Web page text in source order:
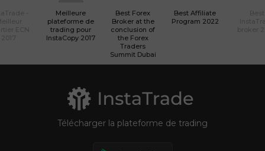
Meilleure
plateforme de
trading pour
InstaCopy 2017
Best Forex
Broker at the
conclusion of
the Forex
Traders
Summit Dubai
Best Affiliate
Program 2022
Télécharger la plateforme de trading